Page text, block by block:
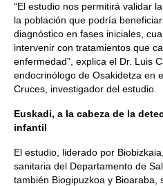
“El estudio nos permitirá validar
la población que podría
diagnóstico en fases iniciales,
intervenir con tratamientos que
enfermedad”, explica el Dr. Luis
endocrinólogo de Osakidetza en
Cruces, investigador del estudio.
Euskadi, a la cabeza de la
infantil
El estudio, liderado por
sanitaria del Departamento de
también Biogipuzkoa y